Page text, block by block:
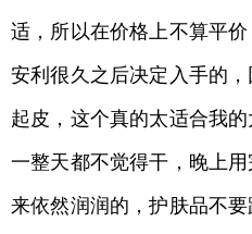
适，所以在价格上不算平
安利很久之后决定入手的
起皮，这个真的太适合我
一整天都不觉得干，晚上
来依然润润的，护肤品不